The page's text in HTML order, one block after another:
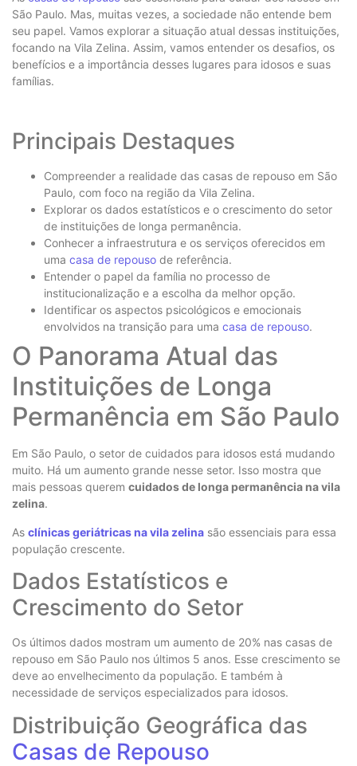
São Paulo. Mas, muitas vezes, a sociedade não entende bem
seu papel. Vamos explorar a situação atual dessas instituições,
focando na Vila Zelina. Assim, vamos entender os desafios, os
benefícios e a importância desses lugares para idosos e suas
famílias.
Principais Destaques
Compreender a realidade das casas de repouso em São
Paulo, com foco na região da Vila Zelina.
Explorar os dados estatísticos e o crescimento do setor
de instituições de longa permanência.
Conhecer a infraestrutura e os serviços oferecidos em
uma casa de repouso de referência.
Entender o papel da família no processo de
institucionalização e a escolha da melhor opção.
Identificar os aspectos psicológicos e emocionais
envolvidos na transição para uma casa de repouso.
O Panorama Atual das
Instituições de Longa
Permanência em São Paulo
Em São Paulo, o setor de cuidados para idosos está mudando
muito. Há um aumento grande nesse setor. Isso mostra que
mais pessoas querem cuidados de longa permanência na vila
zelina.
As clínicas geriátricas na vila zelina são essenciais para essa
população crescente.
Dados Estatísticos e
Crescimento do Setor
Os últimos dados mostram um aumento de 20% nas casas de
repouso em São Paulo nos últimos 5 anos. Esse crescimento se
deve ao envelhecimento da população. E também à
necessidade de serviços especializados para idosos.
Distribuição Geográfica das
Casas de Repouso